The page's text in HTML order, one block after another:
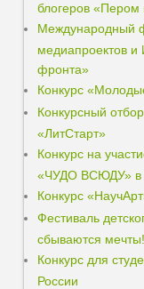
блогеров
Международный
медиапроектов
фронта»
Конкурс
Конкурсный
«ЛитСтарт»
Конкурс на
«ЧУДО ВСЮДУ» в
Конкурс
Фестиваль
сбываются
Конкурс для
России